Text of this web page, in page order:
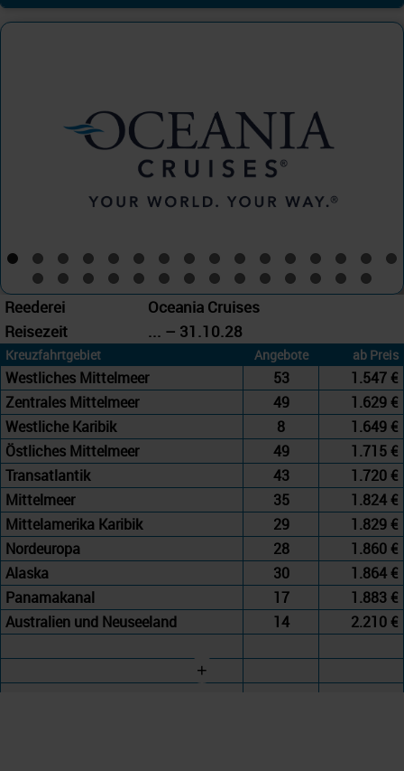
Reederei
Oceania Cruises
Reisezeit
... – 31.10.28
Kreuzfahrtgebiet Angebote ab Preis
Westliches Mittelmeer 53
1.547 €
Zentrales Mittelmeer
49
1.629 €
Westliche Karibik
8
1.649 €
Östliches Mittelmeer
49
1.715 €
Transatlantik
43
1.720 €
Mittelmeer
35
1.824 €
Mittelamerika Karibik
29
1.829 €
Nordeuropa
28
1.860 €
Alaska
30
1.864 €
Panamakanal
17
1.883 €
Australien und Neuseeland
14 2.210 €
+